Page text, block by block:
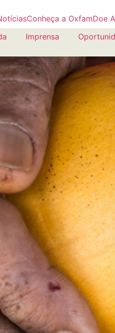
Conheça a OxfamDoe
Imprensa